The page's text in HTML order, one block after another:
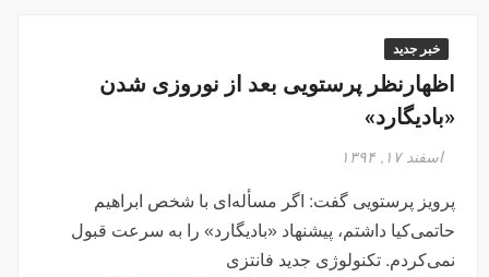
خبر جدید
اظهارنظر پرستویی بعد از نوروزی شدن
«بادیگارد»
اسفند ۱۷, ۱۳۹۴
پرویز پرستویی گفت: اگر مسأله‌ای با شخص ابراهیم
حاتمی‌کیا داشتم، پیشنهاد «بادیگارد» را به سرعت قبول
نمی‌کردم. تکنولوژی جدید فانتزی